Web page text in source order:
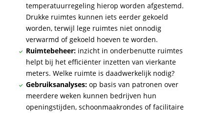
temperatuurregeling hierop worden afgestemd.
Drukke ruimtes kunnen iets eerder gekoeld
worden, terwijl lege ruimtes niet onnodig
verwarmd of gekoeld hoeven te worden.
Ruimtebeheer: inzicht in onderbenutte ruimtes
helpt bij het efficiënter inzetten van vierkante
meters. Welke ruimte is daadwerkelijk nodig?
Gebruiksanalyses:op basis van patronen over
meerdere weken kunnen bedrijven hun
openingstijden, schoonmaakrondes of facilitaire